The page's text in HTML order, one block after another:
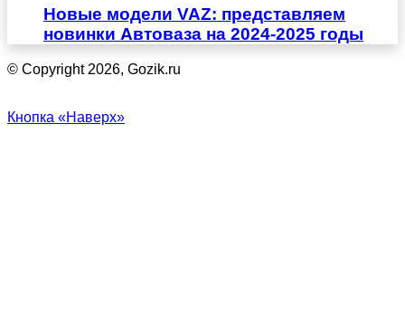
Новые модели VAZ: представляем
новинки Автоваза на 2024-2025 годы
© Copyright 2026, Gozik.ru
Кнопка «Наверх»